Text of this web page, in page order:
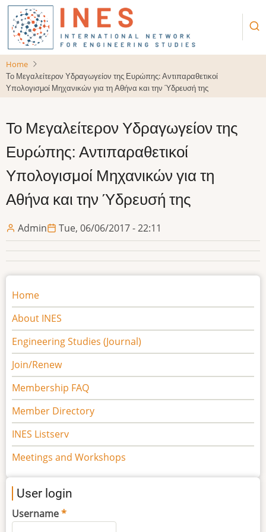
Skip
main
content
Home
Το Μεγαλείτερον Υδραγωγείον της Ευρώπης: Αντιπαραθετικοί
Υπολογισμοί Μηχανικών για τη Αθήνα και την Ύδρευσή της
Το Μεγαλείτερον Υδραγωγείον της
Ευρώπης: Αντιπαραθετικοί
Υπολογισμοί Μηχανικών για τη
Αθήνα και την Ύδρευσή της
Admin Tue, 06/06/2017 - 22:11
Main
navigation
Home
About INES
Engineering Studies (Journal)
Join/Renew
Membership FAQ
Member Directory
INES Listserv
Meetings and Workshops
User login
Username